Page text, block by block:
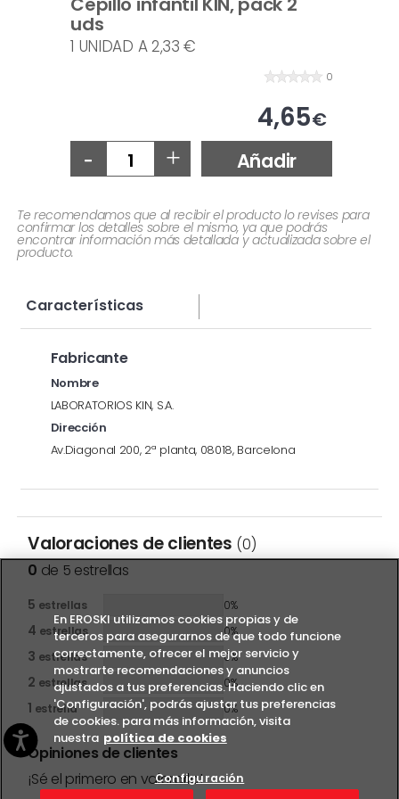
uds
0
4,65€
1 UNIDAD A 2,33 €
- + Añadir
Te recomendamos que al recibir el producto lo revises para
confirmar los detalles sobre el mismo, ya que podrás
encontrar información más detallada y actualizada sobre el
producto.
Características
Fabricante
Nombre
LABORATORIOS KIN, S.A.
Dirección
Av.Diagonal 200, 2ª planta, 08018, Barcelona
Valoraciones de clientes (0)
0 de 5 estrellas
5 estrellas 0%
4 estrellas 0%
3 estrellas 0%
2 estrellas 0%
1 estrella 0%
Opiniones de clientes
¡Sé el primero en valorarlo!
En EROSKI utilizamos cookies propias y de
terceros para asegurarnos de que todo funcione
correctamente, ofrecer el mejor servicio y
mostrarte recomendaciones y anuncios
ajustados a tus preferencias. Haciendo clic en
'Configuración', podrás ajustar tus preferencias
de cookies. para más información, visita
nuestra política de cookies
Configuración